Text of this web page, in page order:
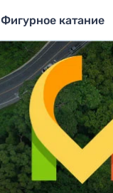
Фигурное катание